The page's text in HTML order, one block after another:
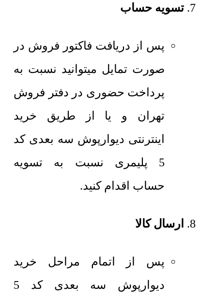
تسویه حساب
پس از دریافت فاکتور فروش در
صورت تمایل میتوانید نسبت به
پرداخت حضوری در دفتر فروش
تهران و یا از طریق خرید
اینترنتی دیوارپوش سه بعدی کد
5 پلیمری نسبت به تسویه
حساب اقدام کنید.
ارسال کالا
پس از اتمام مراحل خرید
دیوارپوش سه بعدی کد 5